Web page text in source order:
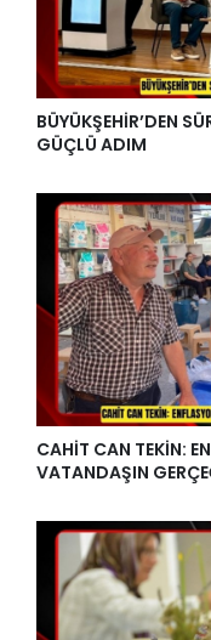
BÜYÜKŞEHİR’DEN
GÜÇLÜ ADIM
CAHİT CAN TEKİN:
VATANDAŞIN